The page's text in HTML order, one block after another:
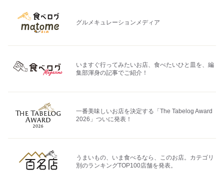
グルメキュレーションメディア
いますぐ行ってみたいお店、食べたいひと皿を、編
集部渾身の記事でご紹介！
一番美味しいお店を決定する「The Tabelog Award
2026」ついに発表！
うまいもの、いま食べるなら、このお店。カテゴリ
別のランキングTOP100店舗を発表。